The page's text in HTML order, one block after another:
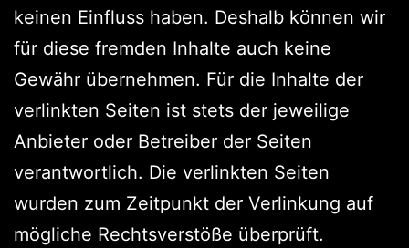
keinen Einfluss haben. Deshalb können wir
für diese fremden Inhalte auch keine
Gewähr übernehmen. Für die Inhalte der
verlinkten Seiten ist stets der jeweilige
Anbieter oder Betreiber der Seiten
verantwortlich. Die verlinkten Seiten
wurden zum Zeitpunkt der Verlinkung auf
mögliche Rechtsverstöße überprüft.